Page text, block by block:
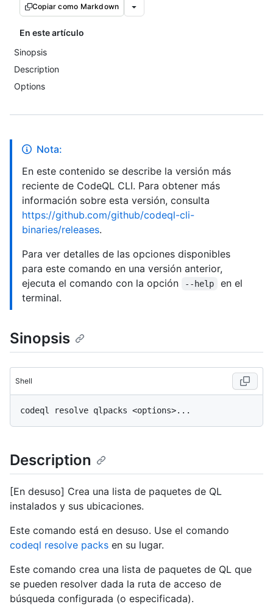
Copiar como Markdown
En este artículo
Sinopsis
Description
Options
Nota:
En este contenido se describe la versión más
reciente de CodeQL CLI. Para obtener más
información sobre esta versión, consulta
https://github.com/github/codeql-cli-
binaries/releases.
Para ver detalles de las opciones disponibles
para este comando en una versión anterior,
ejecuta el comando con la opción
--help
en el
terminal.
Sinopsis
Shell
Description
[En desuso] Crea una lista de paquetes de QL
instalados y sus ubicaciones.
Este comando está en desuso. Use el comando
codeql resolve packs en su lugar.
Este comando crea una lista de paquetes de QL que
se pueden resolver dada la ruta de acceso de
búsqueda configurada (o especificada).